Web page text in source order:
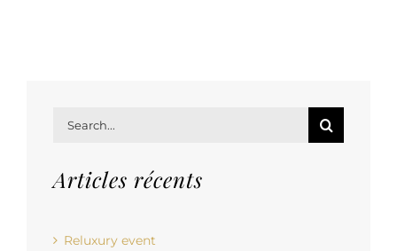
Search
Articles récents
Reluxury event